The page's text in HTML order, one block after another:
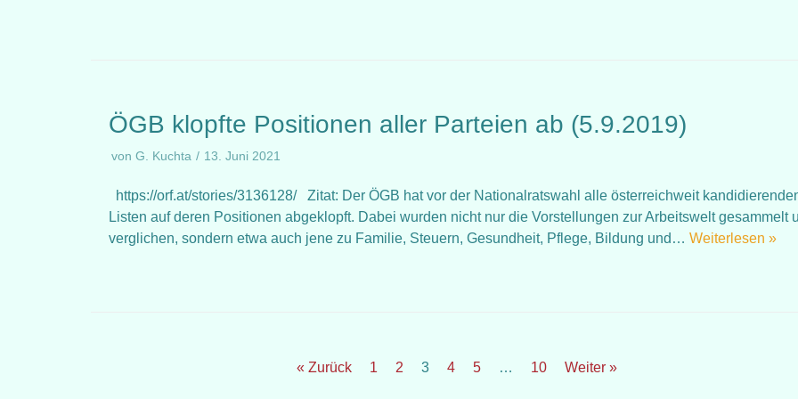
ÖGB klopfte Positionen aller Parteien ab (5.9.2019)
von G. Kuchta 13. Juni 2021
https://orf.at/stories/3136128/ Zitat: Der ÖGB hat vor der Nationalratswahl alle österreichweit
Listen auf deren Positionen abgeklopft. Dabei wurden nicht nur die Vorstellungen zur Arbeitswelt gesammelt
verglichen, sondern etwa auch jene zu Familie, Steuern, Gesundheit, Pflege, Bildung und… Weiterlesen »
« Zurück 1 2 3 4 5 … 10 Weiter »